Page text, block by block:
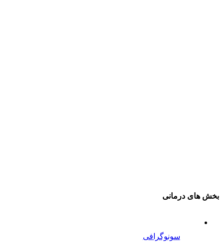
بخش های درمانی
سونوگرافی